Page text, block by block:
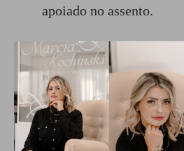
apoiado no assento.